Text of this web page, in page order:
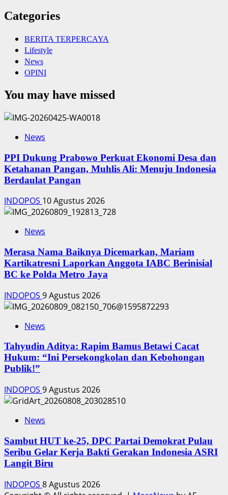
Categories
BERITA TERPERCAYA
Lifestyle
News
OPINI
You may have missed
News
PPI Dukung Prabowo Perkuat Ekonomi Desa dan
Ketahanan Pangan, Muhlis Ali: Menuju Indonesia
Berdaulat Pangan
INDOPOS 10 Agustus 2026
News
‎Merasa Nama Baiknya Dicemarkan, Mariam
Kartikatresni Laporkan Anggota IABC Berinisial
BC ke Polda Metro Jaya
INDOPOS 9 Agustus 2026
News
‎Tahyudin Aditya: Rapim Bamus Betawi Cacat
Hukum: “Ini Persekongkolan dan Kebohongan
Publik!”
INDOPOS 9 Agustus 2026
News
‎Sambut HUT ke-25, DPC Partai Demokrat Pulau
Seribu Gelar Kerja Bakti Gerakan Indonesia ASRI
Langit Biru
INDOPOS 8 Agustus 2026